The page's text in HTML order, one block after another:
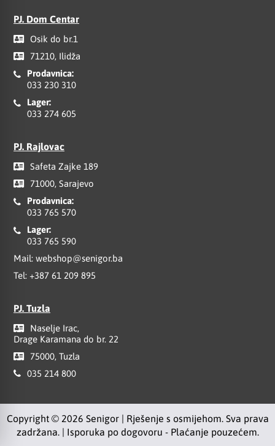
PJ. Dom Centar
Osik do br.1
71210, Ilidža
Prodavnica:
033 230 310
Lager:
033 274 605
PJ. Rajlovac
Safeta Zajke 189
71000, Sarajevo
Prodavnica:
033 765 570
Lager:
033 765 590
Mail: webshop@senigor.ba
Tel: +387 61 209 895
PJ. Tuzla
Naselje Irac,
Drage Karamana do br. 22
75000, Tuzla
035 214 800
Copyright © 2026 Senigor | Rješenje s osmijehom. Sva prava
zadržana. | Isporuka po dogovoru - Plaćanje pouzećem.